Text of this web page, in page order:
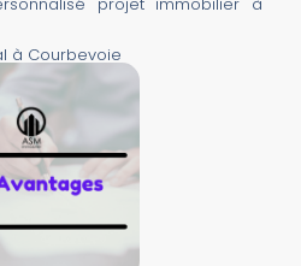
à Courbevoie